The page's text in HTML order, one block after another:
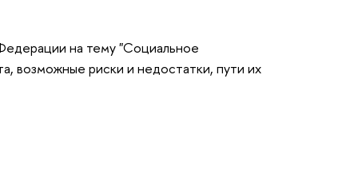
на тему "Социальное
возможные риски и недостатки, пути их